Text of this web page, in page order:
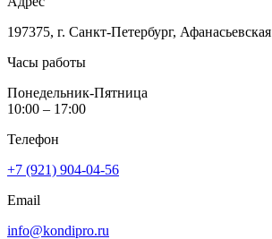
197375, г. Санкт-Петербург,
Часы работы
Понедельник-Пятница
10:00 – 17:00
Телефон
+7 (921) 904-04-56
Email
info@kondipro.ru